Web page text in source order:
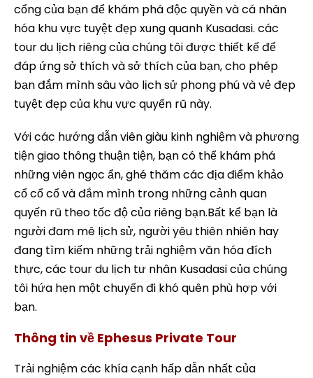
cổng của bạn để khám phá độc quyền và cá nhân
hóa khu vực tuyệt đẹp xung quanh Kusadasi. các
tour du lịch riêng của chúng tôi được thiết kế để
đáp ứng sở thích và sở thích của bạn, cho phép
bạn đắm mình sâu vào lịch sử phong phú và vẻ đẹp
tuyệt đẹp của khu vực quyến rũ này.
Với các hướng dẫn viên giàu kinh nghiệm và phương
tiện giao thông thuận tiện, bạn có thể khám phá
những viên ngọc ẩn, ghé thăm các địa điểm khảo
cổ cổ cổ và đắm mình trong những cảnh quan
quyến rũ theo tốc độ của riêng bạn.Bất kể bạn là
người đam mê lịch sử, người yêu thiên nhiên hay
đang tìm kiếm những trải nghiệm văn hóa đích
thực, các tour du lịch tư nhân Kusadasi của chúng
tôi hứa hẹn một chuyến đi khó quên phù hợp với
bạn.
Thông tin về Ephesus Private Tour
Trải nghiệm các khía cạnh hấp dẫn nhất của